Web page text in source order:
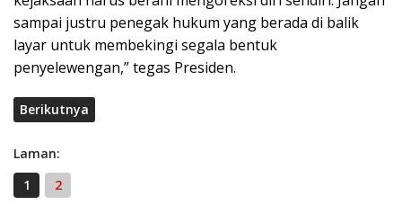
sampai justru penegak hukum yang berada di balik
layar untuk membekingi segala bentuk
penyelewengan,” tegas Presiden.
Berikutnya
Laman:
1
2